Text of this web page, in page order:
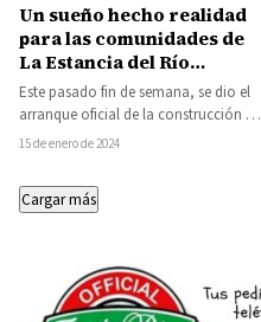
Un sueño hecho realidad
para las comunidades de
La Estancia del Río
Chiquito y Las Minas del
municipio de Huetamo,
comienza la construcción
de puente colgante
Este pasado fin de semana, se dio el
arranque oficial de la construcción de
un puente colgante que…
15 de enero de 2024
Cargar más